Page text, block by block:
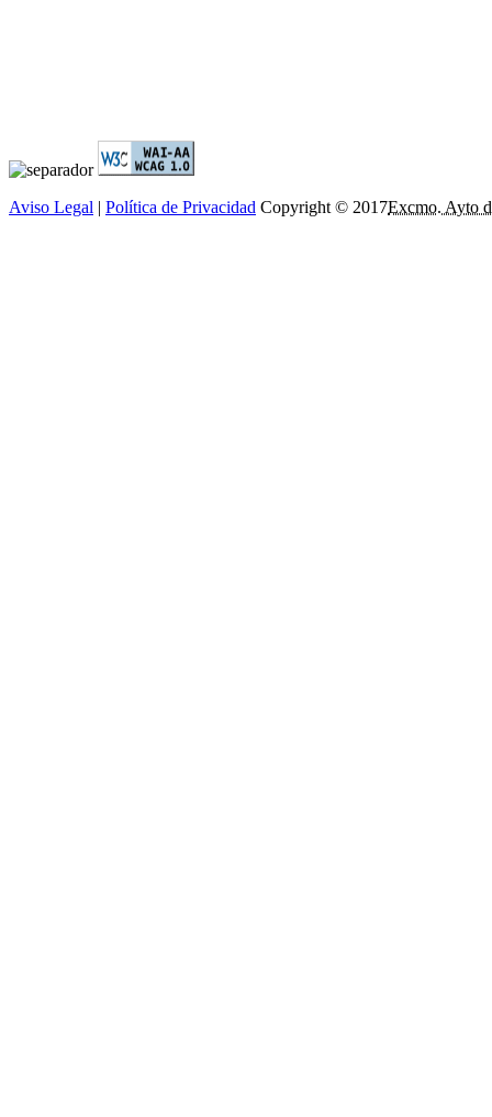
Aviso Legal | Política de Privacidad Copyright © 2017Excmo. Ayto